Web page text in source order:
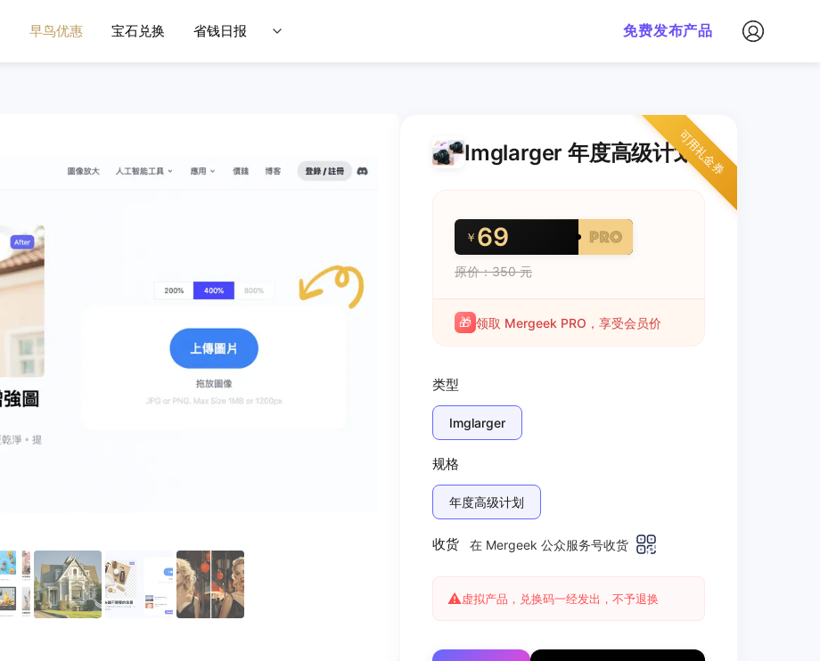
早鸟优惠 宝石兑换 省钱日报 免费发布产品
可用礼金券
Imglarger 年度高级计划
￥ 69
原价：350 元
🎁 领取 Mergeek PRO，享受会员价
类型
Imglarger
规格
年度高级计划
收货 在 Mergeek 公众服务号收货
⚠️虚拟产品，兑换码一经发出，不予退换